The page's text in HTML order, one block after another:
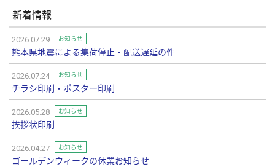
新着情報
2026.07.29 お知らせ
熊本県地震による集荷停止・配送遅延の件
2026.07.24 お知らせ
チラシ印刷・ポスター印刷
2026.05.28 お知らせ
挨拶状印刷
2026.04.27 お知らせ
ゴールデンウィークの休業お知らせ